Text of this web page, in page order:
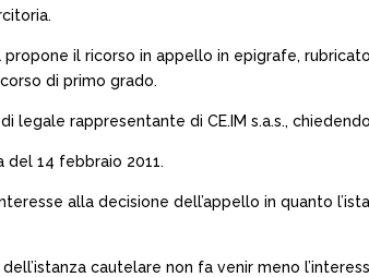
il ricorso in appello in epigrafe,
di primo grado.
legale rappresentante di CE.IM s.a.s.,
del 14 febbraio 2011.
alla decisione dell’appello in quanto
cautelare non fa venir meno